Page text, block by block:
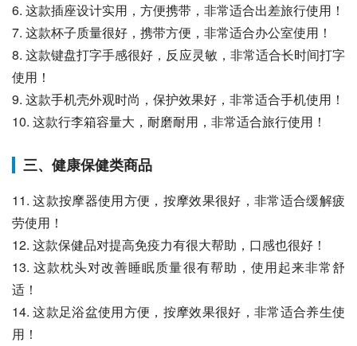
6. 这款插座设计实用，方便携带，非常适合出差旅行使用！
7. 这款杯子质量很好，携带方便，非常适合办公室使用！
8. 这款键盘打字手感很好，反应灵敏，非常适合长时间打字
使用！
9. 这款手机壳外观时尚，保护效果好，非常适合手机使用！
10. 这款行李箱容量大，耐磨耐用，非常适合旅行使用！
三、健康保健类商品
11. 这款按摩器使用方便，按摩效果很好，非常适合缓解疲
劳使用！
12. 这款保健品对提高免疫力有很大帮助，口感也很好！
13. 这款枕头对改善睡眠质量很有帮助，使用起来非常舒
适！
14. 这款足浴盆使用方便，按摩效果很好，非常适合养生使
用！